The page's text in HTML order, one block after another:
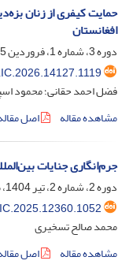
حمایت کیفری از زنان
افغانستان
دوره 3، شماره 1، فروردین 1405، صفحه
فضل احمد حقانی؛ محمود
مشاهده مقاله
اصل
جرم‌انگاری جنایات
دوره 2، شماره 2، تیر 1404، صفحه
محمد صالح تسخیری
مشاهده مقاله
اصل